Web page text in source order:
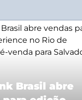
Brasil abre